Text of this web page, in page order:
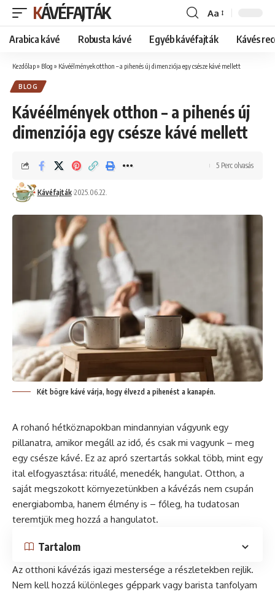
KÁVÉFAJTÁK
Font
Resizer
Aa
Arabica kávé Robusta kávé Egyéb kávéfajták Kávés
Kezdőlap» Blog » Kávéélmények otthon – a pihenés új dimenziója egy csésze kávé mellett
BLOG
Kávéélmények otthon – a pihenés új
dimenziója egy csésze kávé mellett
Kávéfajták 2025.06.22.
5 Perc olvasás
Két bögre kávé várja, hogy élvezd a pihenést a kanapén.
A rohanó hétköznapokban mindannyian vágyunk egy
pillanatra, amikor megáll az idő, és csak mi vagyunk – meg
egy csésze kávé. Ez az apró szertartás sokkal több, mint egy
ital elfogyasztása: rituálé, menedék, hangulat. Otthon, a
saját megszokott környezetünkben a kávézás nem csupán
energiabomba, hanem élmény is – főleg, ha tudatosan
teremtjük meg hozzá a hangulatot.
Tartalom
Az otthoni kávézás igazi mestersége a részletekben rejlik.
Nem kell hozzá különleges géppark vagy barista tanfolyam